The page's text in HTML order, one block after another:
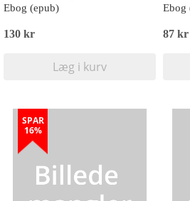
Ebog (epub)
130 kr
Læg i kurv
Ebog
87 kr
SPAR
16%